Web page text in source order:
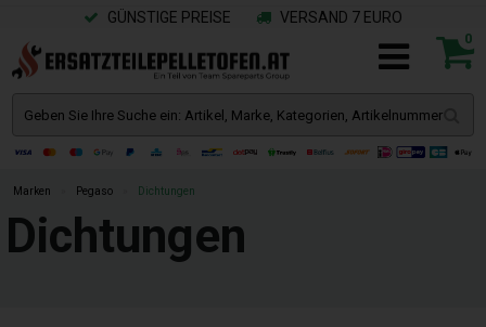
GÜNSTIGE PREISE VERSAND 7 EURO
0
Marken Pegaso Dichtungen
Dichtungen